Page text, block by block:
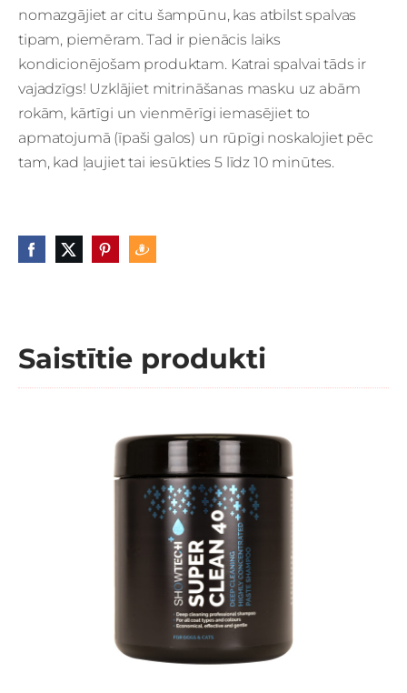
nomazgājiet ar citu šampūnu, kas atbilst spalvas
tipam, piemēram. Tad ir pienācis laiks
kondicionējošam produktam. Katrai spalvai tāds ir
vajadzīgs! Uzklājiet mitrināšanas masku uz abām
rokām, kārtīgi un vienmērīgi iemasējiet to
apmatojumā (īpaši galos) un rūpīgi noskalojiet pēc
tam, kad ļaujiet tai iesūkties 5 līdz 10 minūtes.
Saistītie produkti